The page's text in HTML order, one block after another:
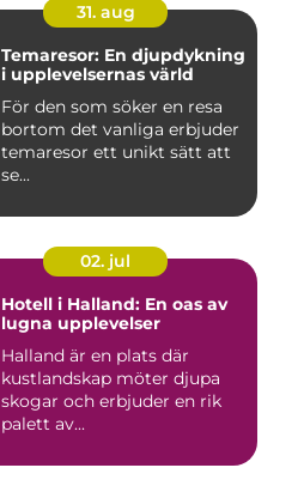
31. aug
Temaresor: En djupdykning
i upplevelsernas värld
För den som söker en resa
bortom det vanliga erbjuder
temaresor ett unikt sätt att
se...
02. jul
Hotell i Halland: En oas av
lugna upplevelser
Halland är en plats där
kustlandskap möter djupa
skogar och erbjuder en rik
palett av...